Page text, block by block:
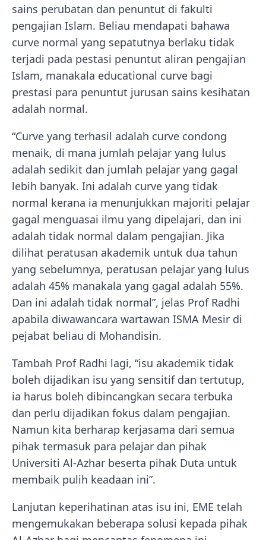
sains perubatan dan penuntut di fakulti
pengajian Islam. Beliau mendapati bahawa
curve normal yang sepatutnya berlaku tidak
terjadi pada pestasi penuntut aliran pengajian
Islam, manakala educational curve bagi
prestasi para penuntut jurusan sains kesihatan
adalah normal.
“Curve yang terhasil adalah curve condong
menaik, di mana jumlah pelajar yang lulus
adalah sedikit dan jumlah pelajar yang gagal
lebih banyak. Ini adalah curve yang tidak
normal kerana ia menunjukkan majoriti pelajar
gagal menguasai ilmu yang dipelajari, dan ini
adalah tidak normal dalam pengajian. Jika
dilihat peratusan akademik untuk dua tahun
yang sebelumnya, peratusan pelajar yang lulus
adalah 45% manakala yang gagal adalah 55%.
Dan ini adalah tidak normal”, jelas Prof Radhi
apabila diwawancara wartawan ISMA Mesir di
pejabat beliau di Mohandisin.
Tambah Prof Radhi lagi, “isu akademik tidak
boleh dijadikan isu yang sensitif dan tertutup,
ia harus boleh dibincangkan secara terbuka
dan perlu dijadikan fokus dalam pengajian.
Namun kita berharap kerjasama dari semua
pihak termasuk para pelajar dan pihak
Universiti Al-Azhar beserta pihak Duta untuk
membaik pulih keadaan ini”.
Lanjutan keperihatinan atas isu ini, EME telah
mengemukakan beberapa solusi kepada pihak